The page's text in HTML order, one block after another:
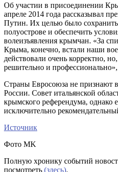
Об участии в присоединении
апреле 2014 года рассказывал
Путин. Их целью было
полуострове и обеспечить
волеизъявления крымчан. «За
Крыма, конечно, встали наши
действовали очень корректно,
решительно и профессионально»,
Страны Евросоюза не признают
России. Совет итальянской
крымского референдума, однако
исключительно
Источник
Фото MK
Полную хронику событий
посмотреть (здесь).